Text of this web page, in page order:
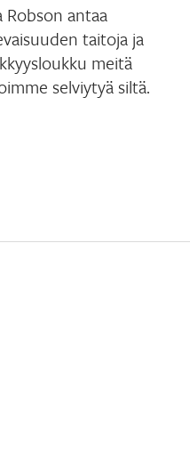
Robson antaa
taitoja ja
meitä
selviytyä siltä.